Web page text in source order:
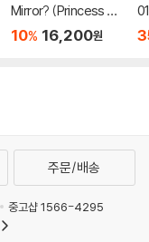
Mirror? (Princess Ca
tch! Teenieping) (세
10% 16,200원
주문/배송
중고샵 1566-4295